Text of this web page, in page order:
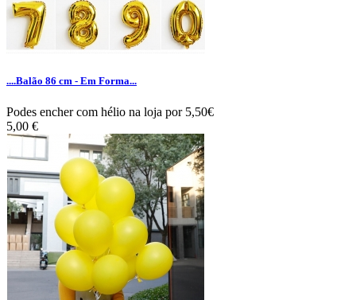
....Balão 86 cm - Em Forma...
Podes encher com hélio na loja por 5,50€
5,00 €